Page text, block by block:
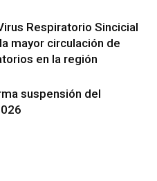
Respiratorio Sincicial
mayor circulación de
en la región
suspensión del